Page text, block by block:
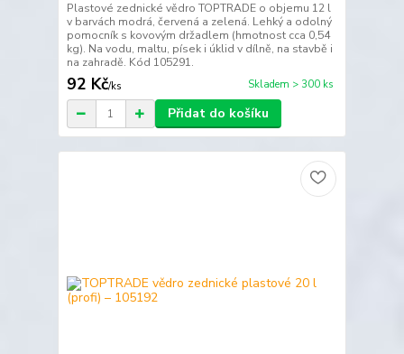
Plastové zednické vědro TOPTRADE o objemu 12 l
v barvách modrá, červená a zelená. Lehký a odolný
pomocník s kovovým držadlem (hmotnost cca 0,54
kg). Na vodu, maltu, písek i úklid v dílně, na stavbě i
na zahradě. Kód 105291.
92 Kč/ks Skladem > 300 ks
Přidat do košíku